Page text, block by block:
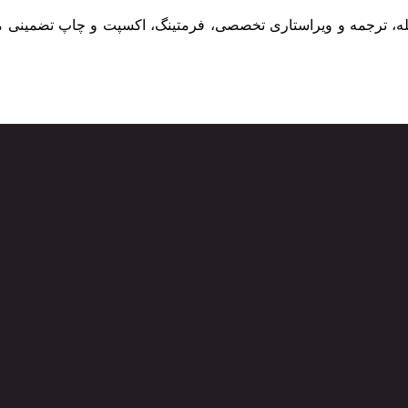
ترجمه و ویراستاری تخصصی، فرمتینگ، اکسپت و چاپ تضمینی